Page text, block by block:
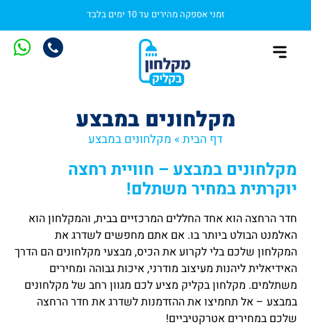
זמני אספקה מהירים עד 10 ימים בלבד
מקלחונים במבצע
דף הבית»מקלחונים במבצע
מקלחונים במבצע – חוויית רחצה
יוקרתית במחיר משתלם!
חדר הרחצה הוא אחד החללים המרכזיים בבית, והמקלחון הוא
האלמנט הבולט ביותר בו. אם אתם מחפשים לשדרג את
המקלחון שלכם בלי לקרוע את הכיס, מבצעי מקלחונים הם הדרך
האידיאלית ליהנות מעיצוב מודרני, איכות גבוהה ומחירים
משתלמים. מקלחון בקליק מציע לכם מגוון רחב של מקלחונים
במבצע – אל תחמיצו את ההזדמנות לשדרג את חדר הרחצה
שלכם במחירים אטרקטיביים!